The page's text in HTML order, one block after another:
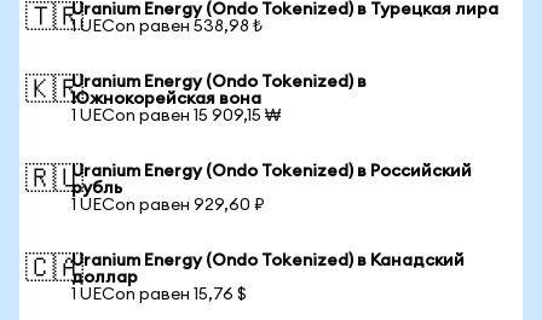
🇹🇷Uranium Energy (Ondo Tokenized) в Турецкая лира
1 UECon равен 538,98 ₺
🇰🇷Uranium Energy (Ondo Tokenized) в
Южнокорейская вона
1 UECon равен 15 909,15 ₩
🇷🇺Uranium Energy (Ondo Tokenized) в Российский
рубль
1 UECon равен 929,60 ₽
🇨🇦Uranium Energy (Ondo Tokenized) в Канадский
доллар
1 UECon равен 15,76 $